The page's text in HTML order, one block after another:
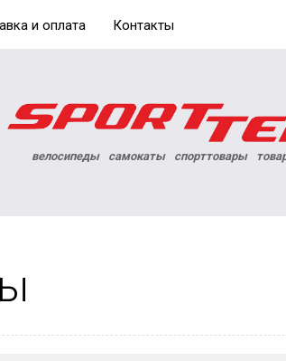
и оплата Контакты
велосипеды самокаты спорттовары